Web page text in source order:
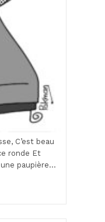
C’est beau
ronde Et
une paupière…